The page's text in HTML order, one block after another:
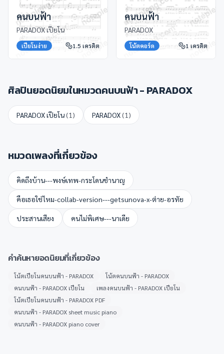
คนบนฟ้า
PARADOX เปียโน
เปียโนง่าย 1.5 เครดิต
คนบนฟ้า
PARADOX
โน้ตคอร์ด 1 เครดิต
ศิลปินยอดนิยมในหมวดคนบนฟ้า - PARADOX
PARADOX เปียโน(1 ) PARADOX(1 )
หมวดเพลงที่เกี่ยวข้อง
คิดถึงบ้าน---พงษ์เทพ-กระโดนชำนาญ
คือเธอใช่ไหม-collab-version---getsunova-x-ต่าย-อรทัย
ประสานเสียง คนไม่พิเศษ---นาเดีย
คำค้นหายอดนิยมที่เกี่ยวข้อง
โน้ตเปียโนคนบนฟ้า - PARADOX
โน้ตคนบนฟ้า - PARADOX
คนบนฟ้า - PARADOX เปียโน
เพลงคนบนฟ้า - PARADOX เปียโน
โน้ตเปียโนคนบนฟ้า - PARADOX PDF
คนบนฟ้า - PARADOX sheet music piano
คนบนฟ้า - PARADOX piano cover